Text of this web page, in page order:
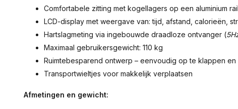
Comfortabele zitting met kogellagers op een aluminium rail
LCD-display met weergave van: tijd, afstand, calorieën,
Hartslagmeting via ingebouwde draadloze ontvanger (
Maximaal gebruikersgewicht: 110 kg
Ruimtebesparend ontwerp – eenvoudig op te klappen
Transportwieltjes voor makkelijk verplaatsen
Afmetingen en gewicht: